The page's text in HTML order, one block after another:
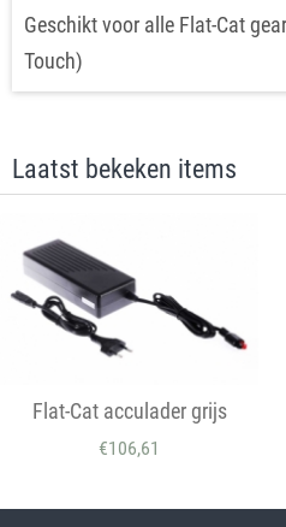
Geschikt voor alle Flat-Cat
Touch)
Laatst bekeken items
Flat-Cat acculader grijs
€106,61